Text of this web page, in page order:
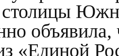
столицы
объявила,
«Единой